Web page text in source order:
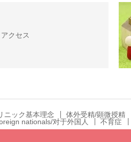
アクセス
ニック基本理念 体外受精/顕微授精
nationals/对于外国人
不育症